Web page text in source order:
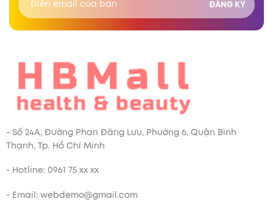
- Số 24A, Đường Phan Đăng Lưu, Phường 6, Quận Bình
Thạnh, Tp. Hồ Chí Minh
- Hotline: 0961 75 xx xx
- Email: webdemo@gmail.com